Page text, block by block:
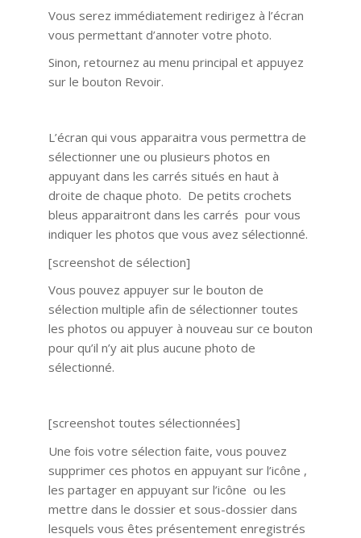
Vous serez immédiatement redirigez à l’écran
vous permettant d’annoter votre photo.
Sinon, retournez au menu principal et appuyez
sur le bouton Revoir.
L’écran qui vous apparaitra vous permettra de
sélectionner une ou plusieurs photos en
appuyant dans les carrés situés en haut à
droite de chaque photo. De petits crochets
bleus apparaitront dans les carrés pour vous
indiquer les photos que vous avez sélectionné.
[screenshot de sélection]
Vous pouvez appuyer sur le bouton de
sélection multiple afin de sélectionner toutes
les photos ou appuyer à nouveau sur ce bouton
pour qu’il n’y ait plus aucune photo de
sélectionné.
[screenshot toutes sélectionnées]
Une fois votre sélection faite, vous pouvez
supprimer ces photos en appuyant sur l’icône ,
les partager en appuyant sur l’icône ou les
mettre dans le dossier et sous-dossier dans
lesquels vous êtes présentement enregistrés